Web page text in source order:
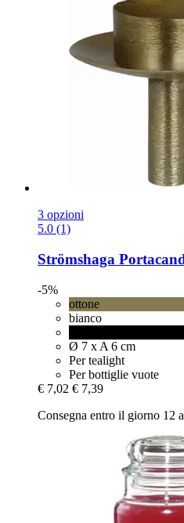
3 opzioni
5.0 (1)
Strömshaga
-5%
ottone
bianco
Ø 7 x A 6 cm
Per tealight
Per bottiglie vuote
€ 7,02 € 7,39
Consegna entro il giorno 12